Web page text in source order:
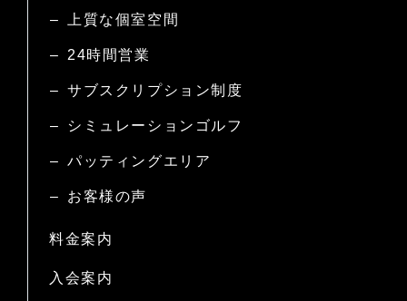
上質な個室空間
24時間営業
サブスクリプション制度
シミュレーションゴルフ
パッティングエリア
お客様の声
料金案内
入会案内